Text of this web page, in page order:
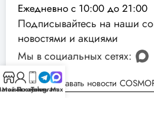
Ежедневно с 10:00 до 21:00
Подписывайтесь на наши
новостями и акциями
Мы в социальных сетях:
Узнавать новости
Мой аккаунт
Позвонить
Telegram
Max